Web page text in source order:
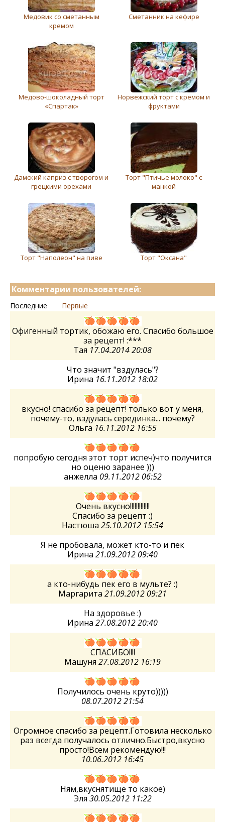
Медовик со сметанным
кремом
Сметанник на кефире
Медово-шоколадный торт
«Спартак»
Норвежский торт с кремом и
фруктами
Дамский каприз с творогом и
грецкими орехами
Торт "Птичье молоко" с
манкой
Торт "Наполеон" на пиве Торт "Оксана"
Комментарии пользователей:
Последние Первые
Офигенный тортик, обожаю его. Спасибо большое
за рецепт! :***
Тая 17.04.2014 20:08
Что значит "вздулась"?
Ирина 16.11.2012 18:02
вкусно! спасибо за рецепт! только вот у меня,
почему-то, вздулась серединка... почему?
Ольга 16.11.2012 16:55
попробую сегодня этот торт испеч)что получится
но оценю заранее )))
анжелла 09.11.2012 06:52
Очень вкусно!!!!!!!!!!!!!
Спасибо за рецепт :)
Настюша 25.10.2012 15:54
Я не пробовала, может кто-то и пек
Ирина 21.09.2012 09:40
а кто-нибудь пек его в мульте? :)
Маргарита 21.09.2012 09:21
На здоровье :)
Ирина 27.08.2012 20:40
СПАСИБО!!!!
Машуня 27.08.2012 16:19
Получилось очень круто)))))
08.07.2012 21:54
Огромное спасибо за рецепт.Готовила несколько
раз всегда получалось отлично.Быстро,вкусно
просто!Всем рекомендую!!!
10.06.2012 16:45
Ням,вкуснятище то какое)
Эля 30.05.2012 11:22